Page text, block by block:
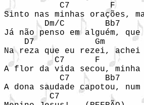
C7        F
Sinto nas minhas orações,
Dm/C        Bb7
Já não penso em alguém,
D7            Gm
Na reza que eu rezei,
C7      F
A flor da vida secou,
C7       Bb7
A dona saudade capotou,
         C7